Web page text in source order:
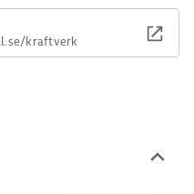
kraftverk